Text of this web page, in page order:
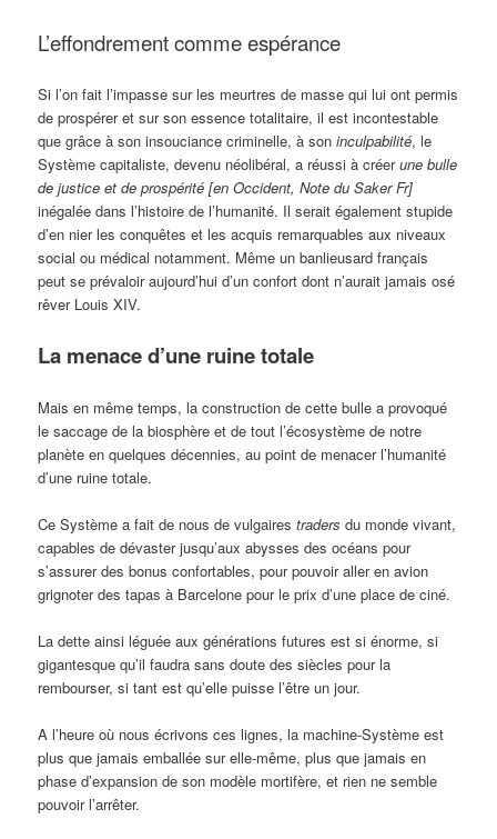
L’effondrement comme espérance
Si l’on fait l’impasse sur les meurtres de masse qui lui ont permis
de prospérer et sur son essence totalitaire, il est incontestable
que grâce à son insouciance criminelle, à soninculpabilité, le
Système capitaliste, devenu néolibéral, a réussi à créerune bulle
de justice et de prospérité [en Occident, Note du Saker Fr]
inégalée dans l’histoire de l’humanité. Il serait également stupide
d’en nier les conquêtes et les acquis remarquables aux niveaux
social ou médical notamment. Même un banlieusard français
peut se prévaloir aujourd’hui d’un confort dont n’aurait jamais osé
rêver Louis XIV.
La menace d’une ruine totale
Mais en même temps, la construction de cette bulle a provoqué
le saccage de la biosphère et de tout l’écosystème de notre
planète en quelques décennies, au point de menacer l’humanité
d’une ruine totale.
Ce Système a fait de nous de vulgairestraders du monde vivant,
capables de dévaster jusqu’aux abysses des océans pour
s’assurer des bonus confortables, pour pouvoir aller en avion
grignoter des tapas à Barcelone pour le prix d’une place de ciné.
La dette ainsi léguée aux générations futures est si énorme, si
gigantesque qu’il faudra sans doute des siècles pour la
rembourser, si tant est qu’elle puisse l’être un jour.
A l’heure où nous écrivons ces lignes, la machine-Système est
plus que jamais emballée sur elle-même, plus que jamais en
phase d’expansion de son modèle mortifère, et rien ne semble
pouvoir l’arrêter.